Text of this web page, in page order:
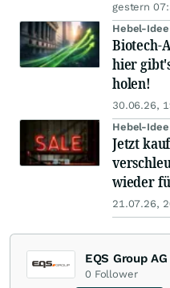
gestern
Hebel-
Biotech-
hier
holen!
30.06.26,
Hebel-
Jetzt
wieder
21.07.26,
EQS Group AG
0 Follower